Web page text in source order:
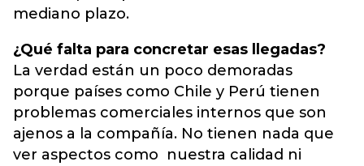
mediano plazo.
¿Qué falta para concretar esas llegadas?
La verdad están un poco demoradas
porque países como Chile y Perú tienen
problemas comerciales internos que son
ajenos a la compañía. No tienen nada que
ver aspectos como nuestra calidad ni